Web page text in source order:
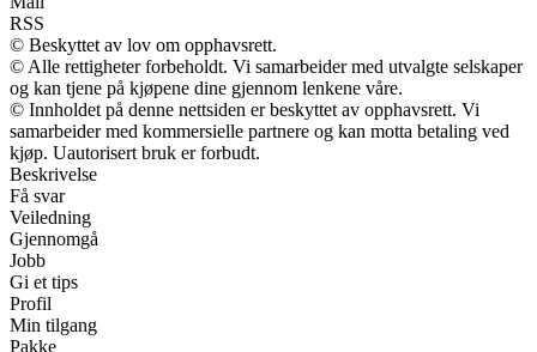
RSS
© Beskyttet av lov om opphavsrett.
© Alle rettigheter forbeholdt. Vi samarbeider med utvalgte selskaper
og kan tjene på kjøpene dine gjennom lenkene våre.
© Innholdet på denne nettsiden er beskyttet av opphavsrett. Vi
samarbeider med kommersielle partnere og kan motta betaling ved
kjøp. Uautorisert bruk er forbudt.
Beskrivelse
Få svar
Veiledning
Gjennomgå
Jobb
Gi et tips
Profil
Min tilgang
Pakke